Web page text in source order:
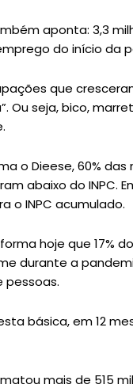
aponta: 3,3
do início da
que
Ou seja, bico,
o Dieese, 60%
abaixo do INPC.
o INPC acumulado.
hoje que 17%
durante a
pessoas.
básica, em 12
mais de 515